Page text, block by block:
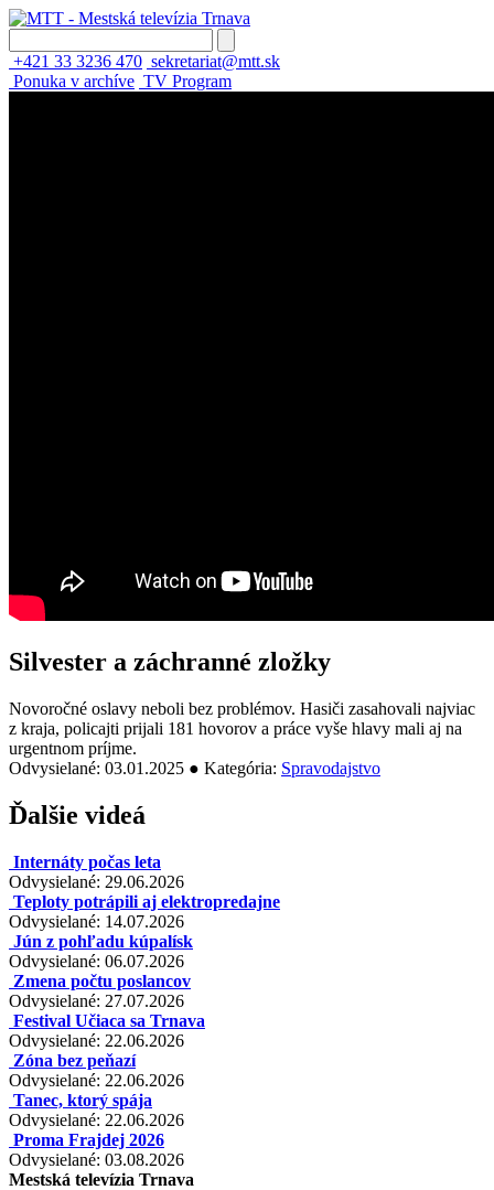
+421 33 3236 470 sekretariat@mtt.sk
Ponuka v archíve TV Program
Silvester a záchranné zložky
Novoročné oslavy neboli bez problémov. Hasiči zasahovali najviac
z kraja, policajti prijali 181 hovorov a práce vyše hlavy mali aj na
urgentnom príjme.
Odvysielané: 03.01.2025 ● Kategória: Spravodajstvo
Ďalšie videá
Internáty počas leta
Odvysielané: 29.06.2026
Teploty potrápili aj elektropredajne
Odvysielané: 14.07.2026
Jún z pohľadu kúpalísk
Odvysielané: 06.07.2026
Zmena počtu poslancov
Odvysielané: 27.07.2026
Festival Učiaca sa Trnava
Odvysielané: 22.06.2026
Zóna bez peňazí
Odvysielané: 22.06.2026
Tanec, ktorý spája
Odvysielané: 22.06.2026
Proma Frajdej 2026
Odvysielané: 03.08.2026
Mestská televízia Trnava